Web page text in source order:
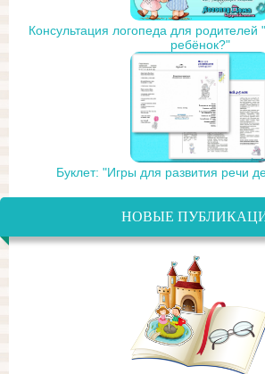
Консультация логопеда для родителей
ребёнок?"
Буклет: "Игры для развития речи
НОВЫЕ